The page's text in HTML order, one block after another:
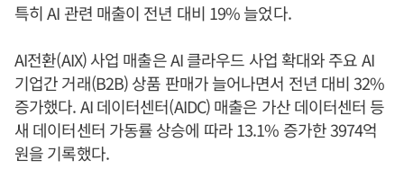
특히 AI 관련 매출이 전년 대비 19% 늘었다.
AI전환(AIX) 사업 매출은 AI 클라우드 사업 확대와 주요 AI
기업간 거래(B2B) 상품 판매가 늘어나면서 전년 대비 32%
증가했다. AI 데이터센터(AIDC) 매출은 가산 데이터센터 등
새 데이터센터 가동률 상승에 따라 13.1% 증가한 3974억
원을 기록했다.